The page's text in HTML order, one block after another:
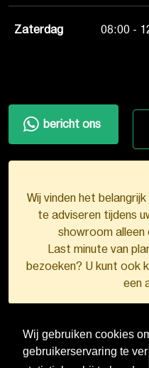
Wij gebruiken cookies
gebruikerservaring te
Zaterdag 08:00 -
bericht ons
Wij vinden het
te adviseren tijdens
showroom
Last minute van
bezoeken? U kunt ook
een